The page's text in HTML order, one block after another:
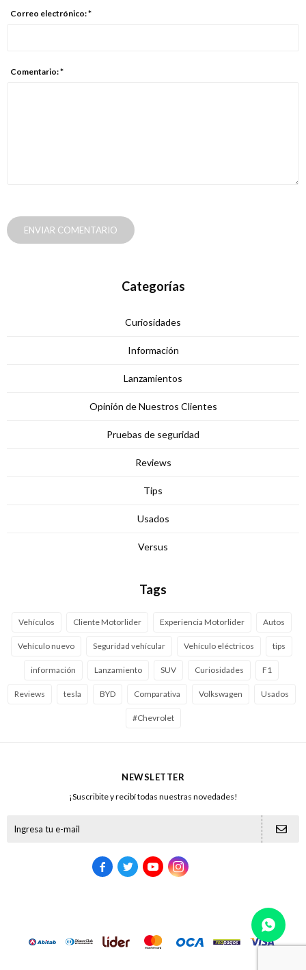
Correo electrónico: *
Comentario: *
ENVIAR COMENTARIO
Categorías
Curiosidades
Información
Lanzamientos
Opinión de Nuestros Clientes
Pruebas de seguridad
Reviews
Tips
Usados
Versus
Tags
Vehículos Cliente Motorlider Experiencia Motorlider Autos
Vehículo nuevo Seguridad vehícular Vehículo eléctricos tips
información Lanzamiento SUV Curiosidades F1
Reviews tesla BYD Comparativa Volkswagen Usados
#Chevrolet
NEWSLETTER
¡Suscribite y recibí todas nuestras novedades!
   